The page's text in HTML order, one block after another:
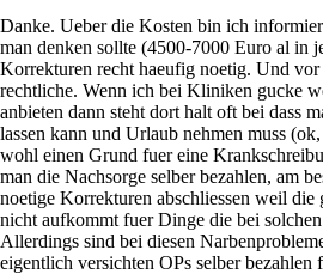
Danke. Ueber die Kosten bin ich
man denken sollte (4500-7000 Euro al in
Korrekturen recht haeufig noetig. Und vor
rechtliche. Wenn ich bei Kliniken gucke
anbieten dann steht dort halt oft bei dass
lassen kann und Urlaub nehmen muss
wohl einen Grund fuer eine
man die Nachsorge selber bezahlen, am
noetige Korrekturen abschliessen weil die
nicht aufkommt fuer Dinge die bei
Allerdings sind bei diesen
eigentlich versichten OPs selber bezahlen